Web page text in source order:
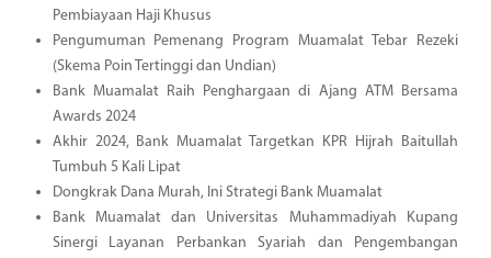
Pembiayaan Haji Khusus
Pengumuman Pemenang Program Muamalat Tebar Rezeki
(Skema Poin Tertinggi dan Undian)
Bank Muamalat Raih Penghargaan di Ajang ATM Bersama
Awards 2024
Akhir 2024, Bank Muamalat Targetkan KPR Hijrah Baitullah
Tumbuh 5 Kali Lipat
Dongkrak Dana Murah, Ini Strategi Bank Muamalat
Bank Muamalat dan Universitas Muhammadiyah Kupang
Sinergi Layanan Perbankan Syariah dan Pengembangan